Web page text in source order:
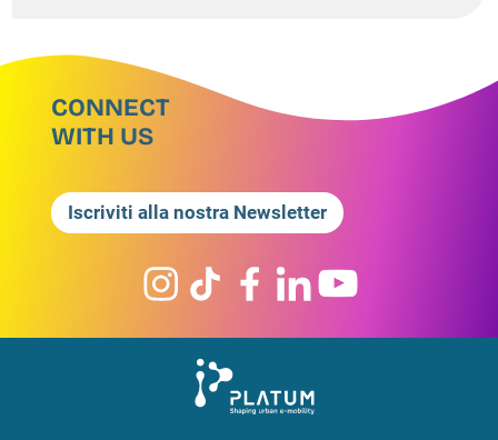
CONNECT
WITH US
Iscriviti alla nostra Newsletter